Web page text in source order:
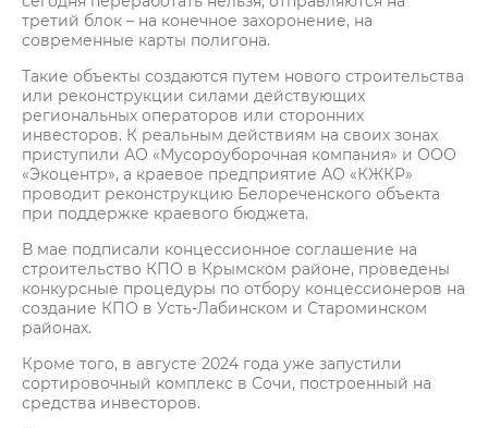
третий блок – на конечное захоронение, на
современные карты полигона.
Такие объекты создаются путем нового строительства
или реконструкции силами действующих
региональных операторов или сторонних
инвесторов. К реальным действиям на своих зонах
приступили АО «Мусороуборочная компания» и ООО
«Экоцентр», а краевое предприятие АО «КЖКР»
проводит реконструкцию Белореченского объекта
при поддержке краевого бюджета.
В мае подписали концессионное соглашение на
строительство КПО в Крымском районе, проведены
конкурсные процедуры по отбору концессионеров на
создание КПО в Усть-Лабинском и Староминском
районах.
Кроме того, в августе 2024 года уже запустили
сортировочный комплекс в Сочи, построенный на
средства инвесторов.